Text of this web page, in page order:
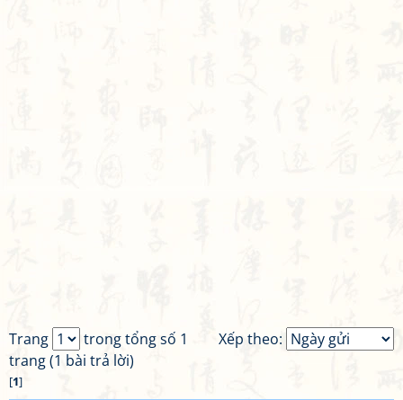
Xếp theo:
Trang
trong tổng số 1
trang (1 bài trả lời)
[1]